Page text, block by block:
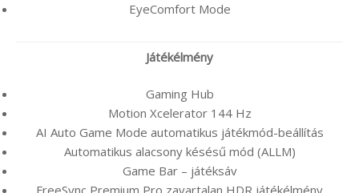
EyeComfort Mode
Játékélmény
Gaming Hub
Motion Xcelerator 144 Hz
AI Auto Game Mode automatikus játékmód-beállítás
Automatikus alacsony késésű mód (ALLM)
Game Bar – játéksáv